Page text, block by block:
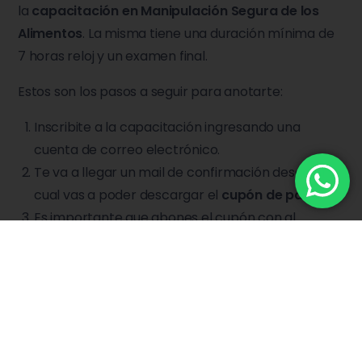
la capacitación en Manipulación Segura de los
Alimentos. La misma tiene una duración mínima de
7 horas reloj y un examen final.
Estos son los pasos a seguir para anotarte:
Inscribite a la capacitación ingresando una
cuenta de correo electrónico.
Te va a llegar un mail de confirmación desde el
cual vas a poder descargar el cupón de pago.
Es importante que abones el cupón con al